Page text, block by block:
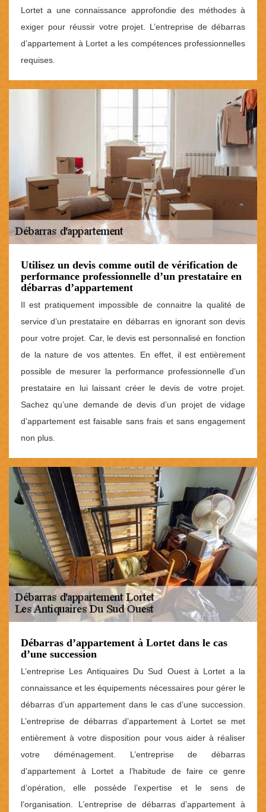
Lortet a une connaissance approfondie des méthodes à
exiger pour réussir votre projet. L’entreprise de débarras
d’appartement à Lortet a les compétences professionnelles
requises.
Utilisez un devis comme outil de vérification de
performance professionnelle d’un prestataire en
débarras d’appartement
Il est pratiquement impossible de connaitre la qualité de
service d’un prestataire en débarras en ignorant son devis
pour votre projet. Car, le devis est personnalisé en fonction
de la nature de vos attentes. En effet, il est entièrement
possible de mesurer la performance professionnelle d’un
prestataire en lui laissant créer le devis de votre projet.
Sachez qu’une demande de devis d’un projet de vidage
d’appartement est faisable sans frais et sans engagement
non plus.
Débarras d’appartement à Lortet dans le cas
d’une succession
L’entreprise Les Antiquaires Du Sud Ouest à Lortet a la
connaissance et les équipements nécessaires pour gérer le
débarras d’un appartement dans le cas d’une succession.
L’entreprise de débarras d’appartement à Lortet se met
entièrement à votre disposition pour vous aider à réaliser
votre déménagement. L’entreprise de débarras
d’appartement à Lortet a l’habitude de faire ce genre
d’opération, elle possède l’expertise et le sens de
l’organisation. L’entreprise de débarras d’appartement à